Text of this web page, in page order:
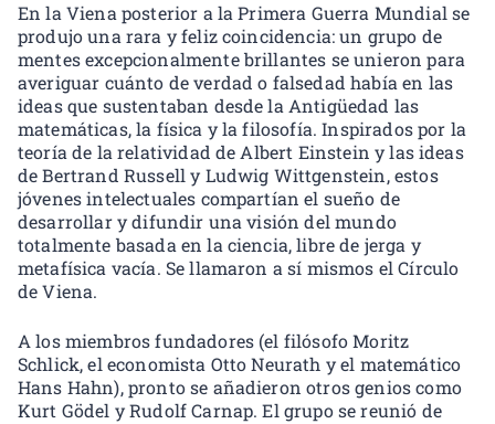
En la Viena posterior a la Primera Guerra Mundial se
produjo una rara y feliz coincidencia: un grupo de
mentes excepcionalmente brillantes se unieron para
averiguar cuánto de verdad o falsedad había en las
ideas que sustentaban desde la Antigüedad las
matemáticas, la física y la filosofía. Inspirados por la
teoría de la relatividad de Albert Einstein y las ideas
de Bertrand Russell y Ludwig Wittgenstein, estos
jóvenes intelectuales compartían el sueño de
desarrollar y difundir una visión del mundo
totalmente basada en la ciencia, libre de jerga y
metafísica vacía. Se llamaron a sí mismos el Círculo
de Viena.
A los miembros fundadores (el filósofo Moritz
Schlick, el economista Otto Neurath y el matemático
Hans Hahn), pronto se añadieron otros genios como
Kurt Gödel y Rudolf Carnap. El grupo se reunió de